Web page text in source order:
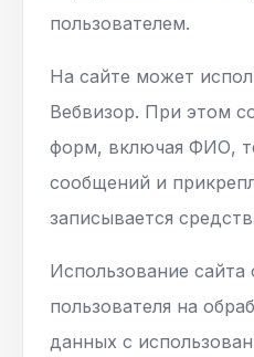
пользователем.
На сайте может
Вебвизор. При этом
форм, включая ФИО,
сообщений и
записывается
Использование сайта
пользователя на
данных с